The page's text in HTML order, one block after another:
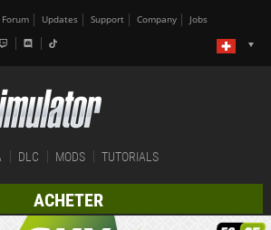
Forum Updates Support Company Jobs
DLC MODS TUTORIALS
ACHETER